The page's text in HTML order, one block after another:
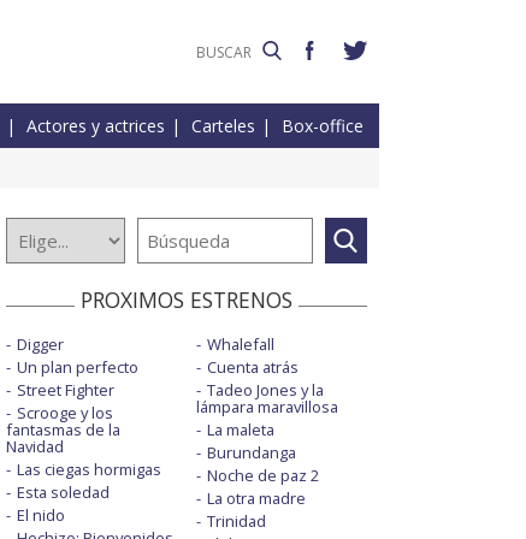
Actores y actrices Carteles Box-office
PROXIMOS ESTRENOS
Digger
Un plan perfecto
Street Fighter
Scrooge y los
fantasmas de la
Navidad
Las ciegas hormigas
Esta soledad
El nido
Whalefall
Cuenta atrás
Tadeo Jones y la
lámpara maravillosa
La maleta
Burundanga
Noche de paz 2
La otra madre
Trinidad